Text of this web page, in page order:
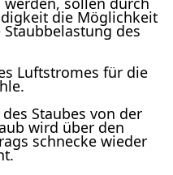
die Möglichkeit
des
Luftstromes für die
Staubes von der
wird über den
schnecke wieder